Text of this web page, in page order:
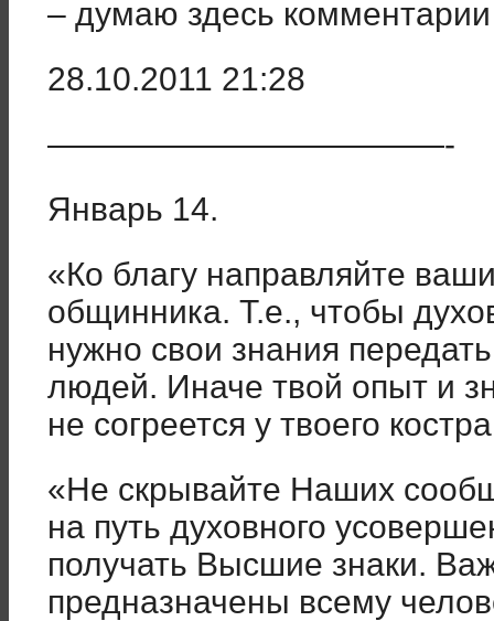
– думаю здесь
28.10.2011 21:28
————————————-
Январь 14.
«Ко благу направляйте
общинника. Т.е., чтобы
нужно свои знания
людей. Иначе твой опыт и
не согреется у твоего
«Не скрывайте Наших
на путь духовного
получать Высшие знаки.
предназначены всему